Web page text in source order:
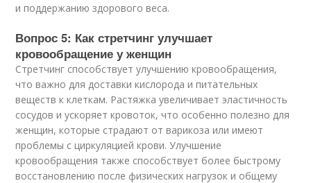
и поддержанию здорового веса.
Вопрос 5: Как стретчинг улучшает
кровообращение у женщин
Стретчинг способствует улучшению кровообращения,
что важно для доставки кислорода и питательных
веществ к клеткам. Растяжка увеличивает эластичность
сосудов и ускоряет кровоток, что особенно полезно для
женщин, которые страдают от варикоза или имеют
проблемы с циркуляцией крови. Улучшение
кровообращения также способствует более быстрому
восстановлению после физических нагрузок и общему